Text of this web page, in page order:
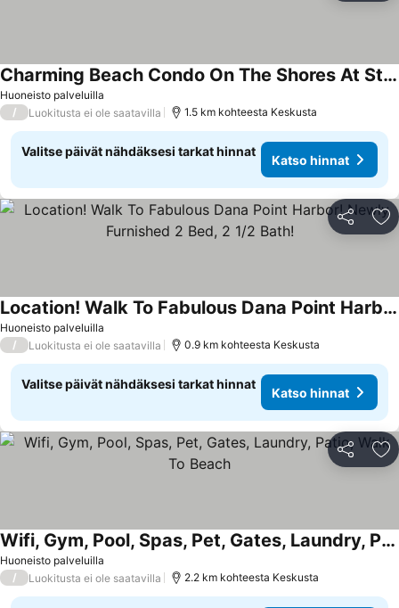
Huoneisto palveluilla
Charming Beach Condo On The Shores At Strand Beach
/ Luokitusta ei ole saatavilla 1.5 km kohteesta Keskusta
Valitse päivät nähdäksesi tarkat hinnat
Katso hinnat
Jaa
Huoneisto palveluilla
Location! Walk To Fabulous Dana Point Harbor! Newly Furnished 2 Bed, 2 1/2 Bath!
/ Luokitusta ei ole saatavilla 0.9 km kohteesta Keskusta
Valitse päivät nähdäksesi tarkat hinnat
Katso hinnat
Jaa
Huoneisto palveluilla
Wifi, Gym, Pool, Spas, Pet, Gates, Laundry, Patio, Walk To Beach
/ Luokitusta ei ole saatavilla 2.2 km kohteesta Keskusta